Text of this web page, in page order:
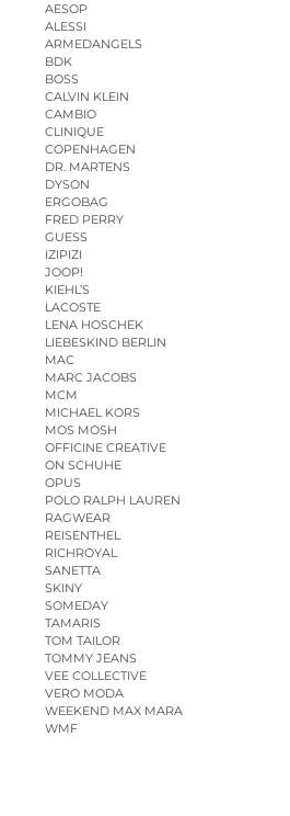
AESOP
ALESSI
ARMEDANGELS
BDK
BOSS
CALVIN KLEIN
CAMBIO
CLINIQUE
COPENHAGEN
DR. MARTENS
DYSON
ERGOBAG
FRED PERRY
GUESS
IZIPIZI
JOOP!
KIEHL’S
LACOSTE
LENA HOSCHEK
LIEBESKIND BERLIN
MAC
MARC JACOBS
MCM
MICHAEL KORS
MOS MOSH
OFFICINE CREATIVE
ON SCHUHE
OPUS
POLO RALPH LAUREN
RAGWEAR
REISENTHEL
RICHROYAL
SANETTA
SKINY
SOMEDAY
TAMARIS
TOM TAILOR
TOMMY JEANS
VEE COLLECTIVE
VERO MODA
WEEKEND MAX MARA
WMF